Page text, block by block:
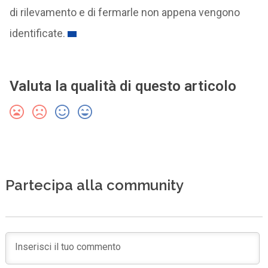
di rilevamento e di fermarle non appena vengono
identificate.
Valuta la qualità di questo articolo
Partecipa alla community